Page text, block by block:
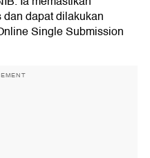
dapat dilakukan
Single Submission